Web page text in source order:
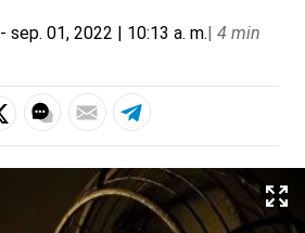
- sep. 01, 2022 | 10:13 a. m.| 4 min